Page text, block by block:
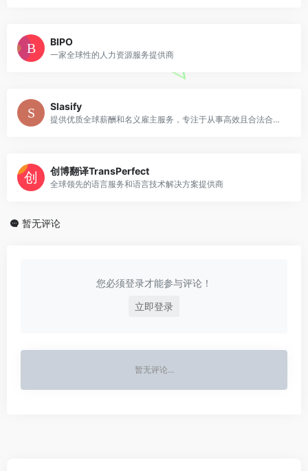
BIPO
一家全球性的人力资源服务提供商
Slasify
提供优质全球薪酬和名义雇主服务，专注于从事高效且合法合规的人力资源管理
创博翻译TransPerfect
全球领先的语言服务和语言技术解决方案提供商
暂无评论
您必须登录才能参与评论！
立即登录
暂无评论...